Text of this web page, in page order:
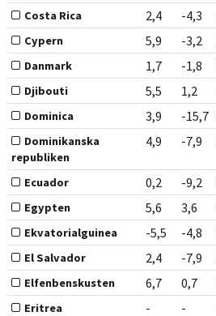
Costa Rica 2,4 -4,3
Cypern 5,9 -3,2
Danmark 1,7 -1,8
Djibouti 5,5 1,2
Dominica 3,9 -15,7
Dominikanska
republiken
4,9 -7,9
Ecuador 0,2 -9,2
Egypten 5,6 3,6
Ekvatorialguinea -5,5 -4,8
El Salvador 2,4 -7,9
Elfenbenskusten 6,7 0,7
Eritrea - -